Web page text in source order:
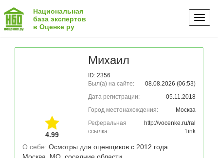
Национальная
база экспертов
в Оценке ру
4.99
Михаил
ID: 2356
Был(а) на сайте:
08.08.2026 (06:53)
Дата регистрации:
05.11.2018
Город местонахождения:
Москва
Реферальная
ссылка:
http://vocenke.ru/ral
1ink
О себе: Осмотры для оценщиков с 2012 года.